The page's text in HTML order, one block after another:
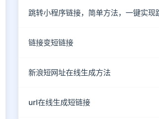
跳转小程序链接，简单方法，一键实现
链接变短链接
新浪短网址在线生成方法
url在线生成短链接